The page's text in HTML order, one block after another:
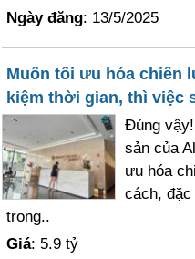
Ngày đăng: 13/5/2025
Muốn tối ưu hóa chiến
kiệm thời gian, thì việc
Đúng
sản của
ưu hóa
cách, đặc
trong..
Giá: 5.9 tỷ